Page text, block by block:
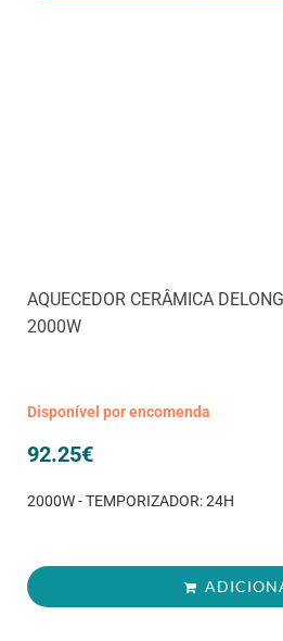
AQUECEDOR CERÂMICA
2000W
Disponível por encomenda
92.25€
2000W - TEMPORIZADOR: 24H